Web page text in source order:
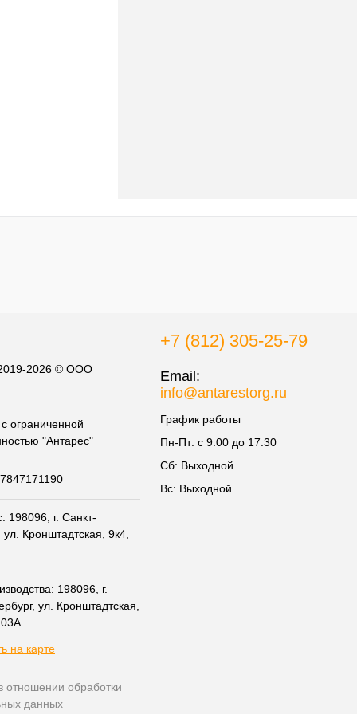
2026 © ООО
ограниченной
"Антарес"
198096, г. Санкт-
ул. Кронштадтская, 9к4,
198096, г.
ул. Кронштадтская,
на карте
отношении обработки
данных
+7 (812) 305-25-79
Email:
info@antarestorg.ru
График работы
Пн-Пт: с 9:00 до 17:30
Сб: Выходной
Вс: Выходной